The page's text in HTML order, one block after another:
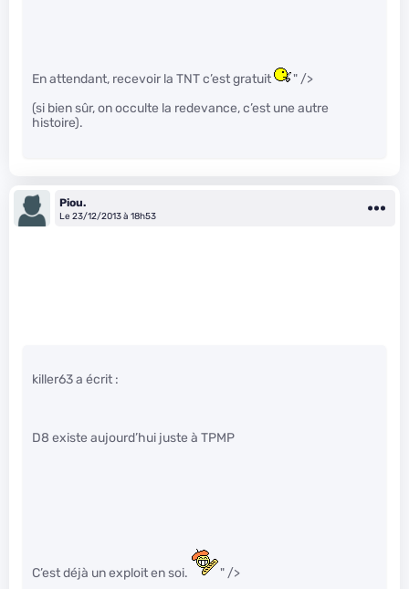
En attendant, recevoir la TNT c’est gratuit
" />
(si bien sûr, on occulte la redevance, c’est une autre
histoire).
Piou.
Le 23/12/2013 à 18h53
killer63 a écrit :
D8 existe aujourd’hui juste à TPMP
C’est déjà un exploit en soi. " />